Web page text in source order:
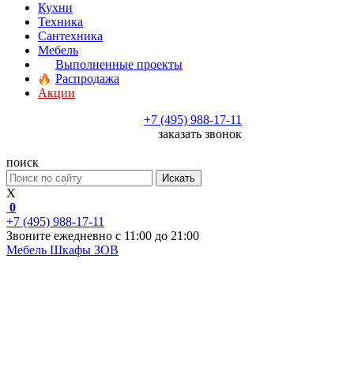
Кухни
Техника
Сантехника
Мебель
Выполненные проекты
Распродажа
Акции
+7 (495) 988-17-11
заказать звонок
поиск
Искать
X
0
+7 (495) 988-17-11
Звоните ежедневно с 11:00 до 21:00
Мебель Шкафы ЗОВ